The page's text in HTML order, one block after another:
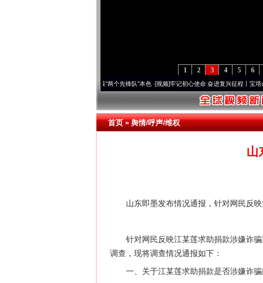
6
5
4
3
2
1
永葆“两个先锋队”本色·[视频]牢记初心使命 奋进复兴征程丨宝塔山下好光
首页»舆情/呼声/维权
山
山东即墨发布情况通报，针对网民反映
针对网民反映江某莲求助捐款涉嫌诈骗
调查，现将调查情况通报如下：
一、关于江某莲求助捐款是否涉嫌诈骗